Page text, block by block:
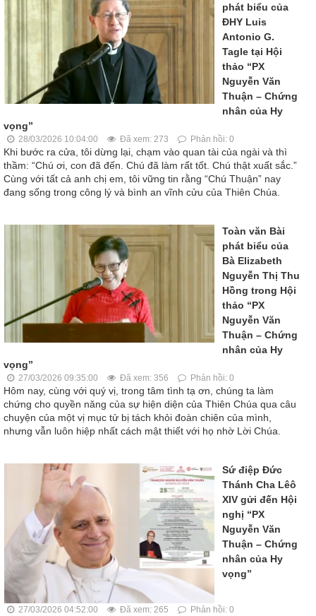
phát biểu của
ĐHY Luis
Antonio G.
Tagle tại Hội
thảo “PX
Nguyễn Văn
Thuận – Chứng
nhân của Hy
vọng”
28/03/2026 10:04:00 Đã xem: 273 Phản hồi: 0
Khi bước ra cửa, tôi dừng lại, chạm vào quan tài của ngài và thì
thầm: “Chú ơi, con đã đến. Chú đã làm rất tốt. Chú thật xuất sắc.”
Cùng với tất cả anh chị em, tôi vững tin rằng “Chú Thuận” nay
đang sống trong công lý và bình an vĩnh cửu của Thiên Chúa.
Toàn văn Bài
phát biểu của
Bà Elizabeth
Nguyễn Thị Thu
Hồng trong Hội
thảo “PX
Nguyễn Văn
Thuận – Chứng
nhân của Hy
vọng”
27/03/2026 09:35:00 Đã xem: 356 Phản hồi: 0
Hôm nay, cùng với quý vị, trong tâm tình tạ ơn, chúng ta làm
chứng cho quyền năng của sự hiện diện của Thiên Chúa qua câu
chuyện của một vị mục tử bị tách khỏi đoàn chiên của mình,
nhưng vẫn luôn hiệp nhất cách mật thiết với họ nhờ Lời Chúa.
Sứ điệp Đức
Thánh Cha Lêô
XIV gửi đến Hội
nghị “PX
Nguyễn Văn
Thuận – Chứng
nhân của Hy
vọng”
27/03/2026 04:52:00 Đã xem: 265 Phản hồi: 0